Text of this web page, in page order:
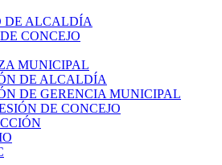
DE ALCALDÍA
CONCEJO
MUNICIPAL
DE ALCALDÍA
DE GERENCIA MUNICIPAL
DE CONCEJO